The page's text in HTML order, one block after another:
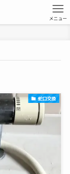
メニュー
蛇口交換